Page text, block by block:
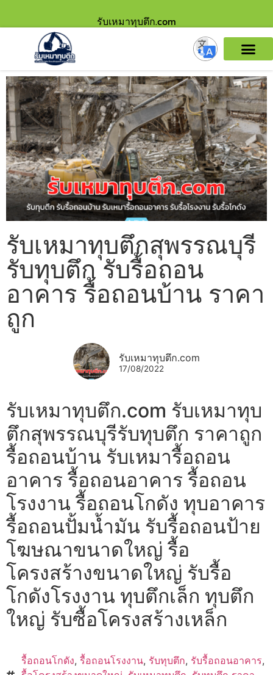
รับเหมาทุบตึก.com
รับเหมาทุบตึกสุพรรณบุรี
รับทุบตึก รับรื้อถอน
อาคาร รื้อถอนบ้าน ราคา
ถูก
รับเหมาทุบตึก.com
17/08/2022
รับเหมาทุบตึก.com รับเหมาทุบ
ตึกสุพรรณบุรีรับทุบตึก ราคาถูก
รื้อถอนบ้าน รับเหมารื้อถอน
อาคาร รื้อถอนอาคาร รื้อถอน
โรงงาน รื้อถอนโกดัง ทุบอาคาร
รื้อถอนปั้มน้ำมัน รับรื้อถอนป้าย
โฆษณาขนาดใหญ่ รื้อ
โครงสร้างขนาดใหญ่ รับรื้อ
โกดังโรงงาน ทุบตึกเล็ก ทุบตึก
ใหญ่ รับซื้อโครงสร้างเหล็ก
รื้อถอนโกดัง, รื้อถอนโรงงาน, รับทุบตึก, รับรื้อถอนอาคาร,